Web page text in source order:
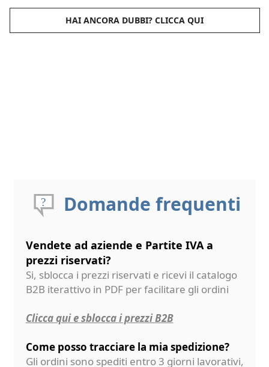
HAI ANCORA DUBBI? CLICCA QUI
Domande frequenti
Vendete ad aziende e Partite IVA a
prezzi riservati?
Si, sblocca i prezzi riservati e ricevi il catalogo
B2B iterattivo in PDF per facilitare gli ordini
Clicca qui e sblocca i prezzi B2B
Come posso tracciare la mia spedizione?
Gli ordini sono spediti entro 3 giorni lavorativi,